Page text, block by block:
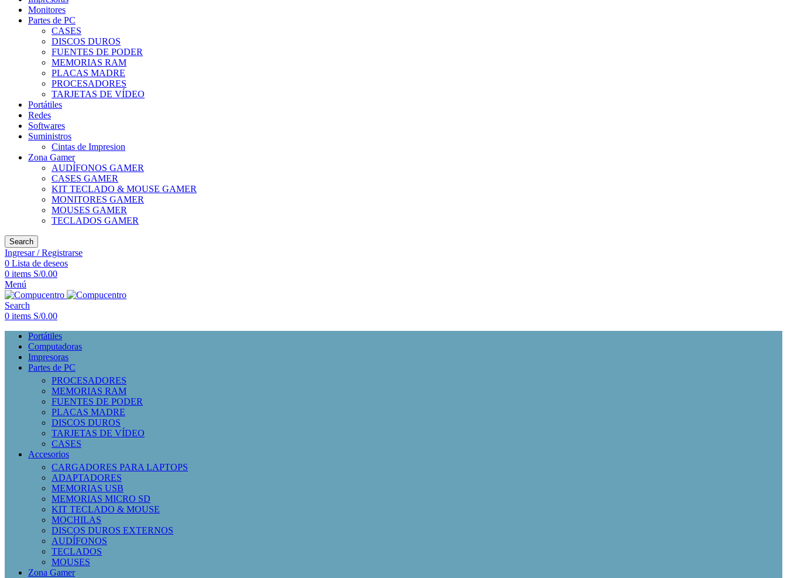
Monitores
Partes de PC
CASES
DISCOS DUROS
FUENTES DE PODER
MEMORIAS RAM
PLACAS MADRE
PROCESADORES
TARJETAS DE VÍDEO
Portátiles
Redes
Softwares
Suministros
Cintas de Impresion
Zona Gamer
AUDÍFONOS GAMER
CASES GAMER
KIT TECLADO & MOUSE GAMER
MONITORES GAMER
MOUSES GAMER
TECLADOS GAMER
Search
Ingresar / Registrarse
0 Lista de deseos
0 items S/0.00
Menú
Search
0 items S/0.00
Portátiles
Computadoras
Impresoras
Partes de PC
PROCESADORES
MEMORIAS RAM
FUENTES DE PODER
PLACAS MADRE
DISCOS DUROS
TARJETAS DE VÍDEO
CASES
Accesorios
CARGADORES PARA LAPTOPS
ADAPTADORES
MEMORIAS USB
MEMORIAS MICRO SD
KIT TECLADO & MOUSE
MOCHILAS
DISCOS DUROS EXTERNOS
AUDÍFONOS
TECLADOS
MOUSES
Zona Gamer